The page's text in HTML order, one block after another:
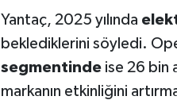
Yantaç, 2025 yılında
beklediklerini söyledi.
segmentindeise 26 bin
markanın etkinliğini